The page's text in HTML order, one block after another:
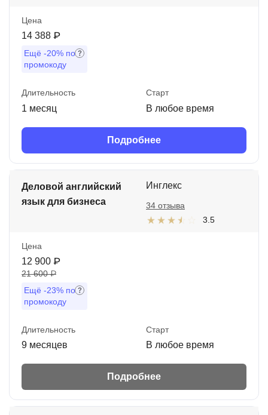
Цена
14 388 ₽
Ещё -20% по
промокоду
Длительность
1 месяц
Старт
В любое время
Подробнее
Деловой английский
язык для бизнеса
Инглекс
3.5
34 отзыва
Цена
12 900 ₽
21 600 ₽
Ещё -23% по
промокоду
Длительность
9 месяцев
Старт
В любое время
Подробнее